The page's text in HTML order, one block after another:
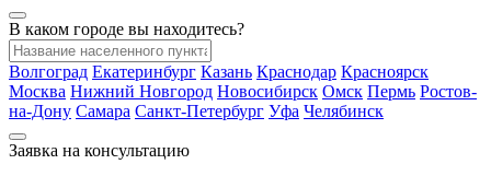
В каком городе вы находитесь?
Волгоград Екатеринбург Казань Краснодар Красноярск
Москва Нижний Новгород Новосибирск Омск Пермь Ростов-
на-Дону Самара Санкт-Петербург Уфа Челябинск
Заявка на консультацию